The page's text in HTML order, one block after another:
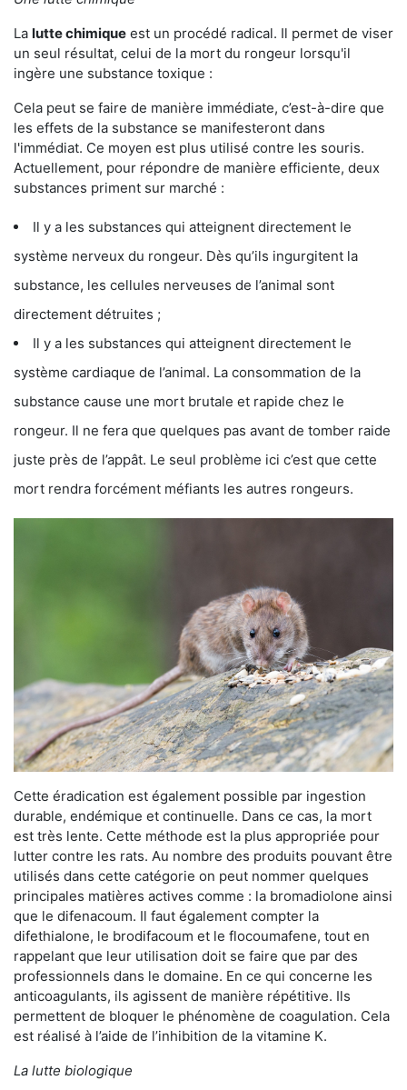
La lutte chimique est un procédé radical. Il permet de viser
un seul résultat, celui de la mort du rongeur lorsqu'il
ingère une substance toxique :
Cela peut se faire de manière immédiate, c’est-à-dire que
les effets de la substance se manifesteront dans
l'immédiat. Ce moyen est plus utilisé contre les souris.
Actuellement, pour répondre de manière efficiente, deux
substances priment sur marché :
Il y a les substances qui atteignent directement le
système nerveux du rongeur. Dès qu’ils ingurgitent la
substance, les cellules nerveuses de l’animal sont
directement détruites ;
Il y a les substances qui atteignent directement le
système cardiaque de l’animal. La consommation de la
substance cause une mort brutale et rapide chez le
rongeur. Il ne fera que quelques pas avant de tomber raide
juste près de l’appât. Le seul problème ici c’est que cette
mort rendra forcément méfiants les autres rongeurs.
Cette éradication est également possible par ingestion
durable, endémique et continuelle. Dans ce cas, la mort
est très lente. Cette méthode est la plus appropriée pour
lutter contre les rats. Au nombre des produits pouvant être
utilisés dans cette catégorie on peut nommer quelques
principales matières actives comme : la bromadiolone ainsi
que le difenacoum. Il faut également compter la
difethialone, le brodifacoum et le flocoumafene, tout en
rappelant que leur utilisation doit se faire que par des
professionnels dans le domaine. En ce qui concerne les
anticoagulants, ils agissent de manière répétitive. Ils
permettent de bloquer le phénomène de coagulation. Cela
est réalisé à l’aide de l’inhibition de la vitamine K.
La lutte biologique